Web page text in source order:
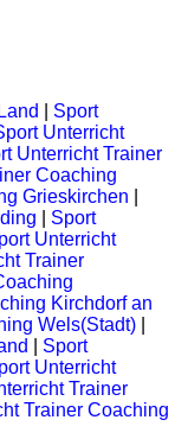
Sport
Unterricht
Unterricht Trainer
Coaching
Grieskirchen
Sport
Unterricht
Trainer
Kirchdorf an
Wels(Stadt)
Sport
Unterricht
Trainer
Trainer Coaching